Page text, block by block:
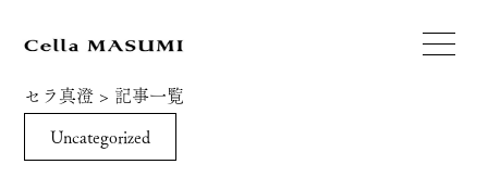
セラ真澄 > 記事一覧
Uncategorized